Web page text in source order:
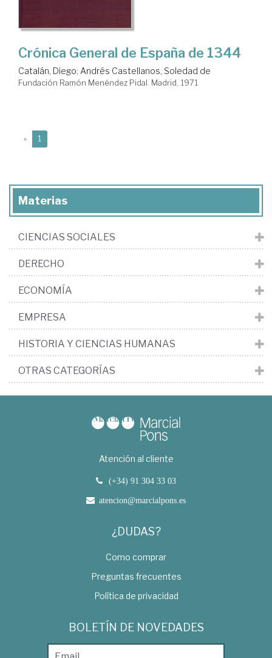
Crónica General de España de 1344
Catalán, Diego; Andrés Castellanos, Soledad de
Fundación Ramón Menéndez Pidal. Madrid, 1971
« 1
Materias
CIENCIAS SOCIALES
DERECHO
ECONOMÍA
EMPRESA
HISTORIA Y CIENCIAS HUMANAS
OTRAS CATEGORÍAS
Atención al cliente
(+34) 91 304 33 03
atencion@marcialpons.es
¿DUDAS?
Como comprar
Preguntas frecuentes
Política de privacidad
BOLETÍN DE NOVEDADES